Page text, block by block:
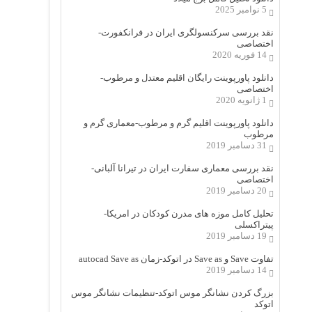
5 نوامبر 2025
نقد بررسی سرکنسولگری ایران در فرانکفورت-
اختصاصی
14 فوریه 2020
دانلود پاورپوینت رایگان اقلیم معتدل و مرطوب-
اختصاصی
1 ژانویه 2020
دانلود پاورپوینت اقلیم گرم و مرطوب-معماری گرم و
مرطوب
31 دسامبر 2019
نقد بررسی معماری سفارت ایران در تیرانا آلبانی-
اختصاصی
20 دسامبر 2019
تحلیل کامل موزه های مدرن کودکان در امریکا-
پیتراکسلی
19 دسامبر 2019
تفاوت Save و Save as در اتوکد-زمان autocad Save as
14 دسامبر 2019
بزرگ کردن نشانگر موس اتوکد-تنظیمات نشانگر موس
اتوکد